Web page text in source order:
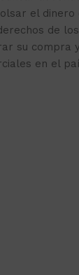
el dinero
de
su compra
en el